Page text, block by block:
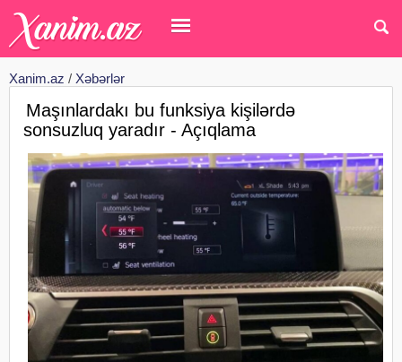
Xanim.az / Xəbərlər
Maşınlardakı bu funksiya kişilərdə
sonsuzluq yaradır - Açıqlama